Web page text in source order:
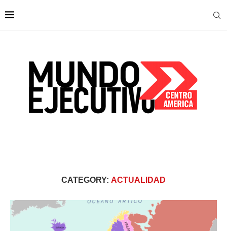
CATEGORY: ACTUALIDAD